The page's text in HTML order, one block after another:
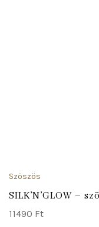
Szöszös
SILK’N’GLOW –
11490 Ft